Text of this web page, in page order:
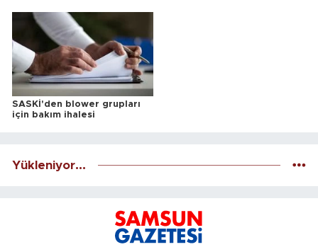
SASKİ'den blower grupları
için bakım ihalesi
Yükleniyor...